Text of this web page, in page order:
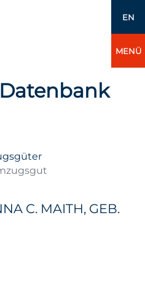
EN
MENÜ
C. MAITH, GEB.